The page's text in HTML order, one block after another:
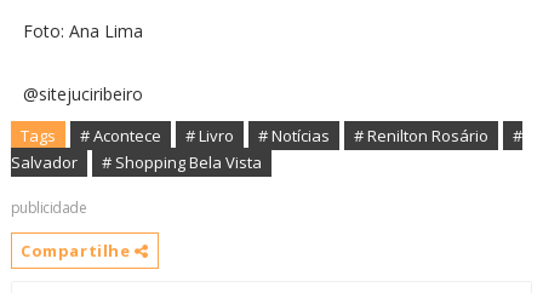
Foto: Ana Lima
@sitejuciribeiro
Tags # Acontece # Livro # Notícias # Renilton Rosário
#
Salvador
# Shopping Bela Vista
publicidade
Compartilhe